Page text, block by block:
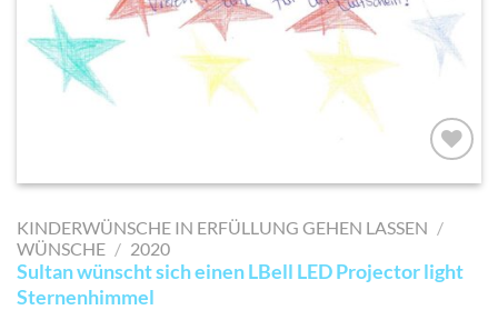
AUF MEINE
SETZEN
KINDERWÜNSCHE IN ERFÜLLUNG GEHEN LASSEN /
WÜNSCHE / 2020
Sultan wünscht sich einen LBell LED Projector light
Sternenhimmel